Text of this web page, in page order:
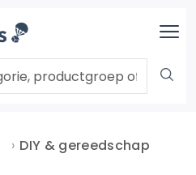
DIY & gereedschap